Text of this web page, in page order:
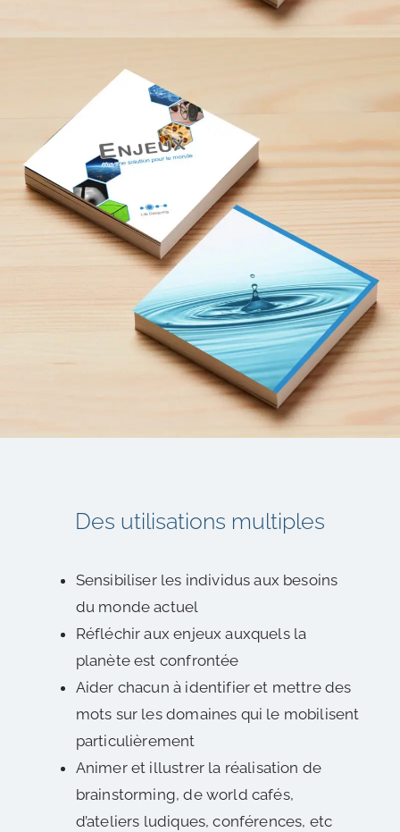
Des utilisations multiples
Sensibiliser les individus aux besoins
du monde actuel
Réfléchir aux enjeux auxquels la
planète est confrontée
Aider chacun à identifier et mettre des
mots sur les domaines qui le mobilisent
particulièrement
Animer et illustrer la réalisation de
brainstorming, de world cafés,
d’ateliers ludiques, conférences, etc